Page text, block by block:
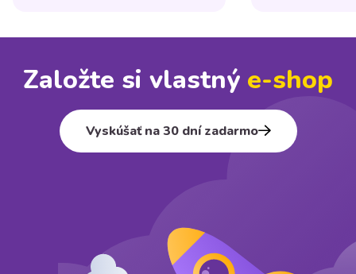
nakupovanie online. Podľa
internetových nákupov sa
preto je responzívny dizajn e-
shopu dôležitejší ako kedykoľvek
majú posilniť
obchodných
tovary alebo
spotrebiteľom
kamenných
prevádzkujete
Založte si vlastný e⁠-⁠shop
Vyskúšať na 30 dní zadarmo